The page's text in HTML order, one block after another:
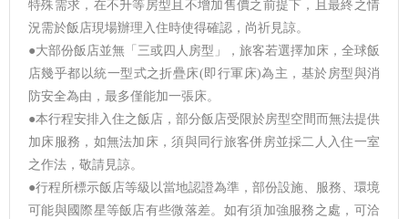
特殊需求，在不升等房型且不增加售價之前提下，且最終之情
況需於飯店現場辦理入住時使得確認，尚祈見諒。
●大部份飯店並無「三或四人房型」，旅客若選擇加床，全球飯
店幾乎都以統一型式之折疊床(即行軍床)為主，基於房型與消
防安全為由，最多僅能加一張床。
●本行程安排入住之飯店，部分飯店受限於房型空間而無法提供
加床服務，如無法加床，須與同行旅客併房並採二人入住一室
之作法，敬請見諒。
●行程所標示飯店等級以當地認證為準，部份設施、服務、環境
可能與國際星等飯店有些微落差。如有須加強服務之處，可洽